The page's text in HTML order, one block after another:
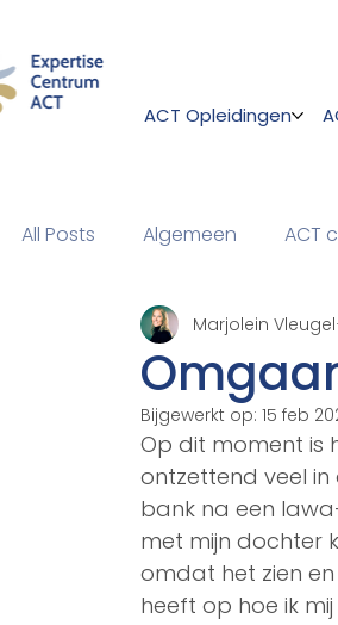
ACT Opleidingen
All Posts Algemeen ACT
Marjolein Vleugel
Bijgewerkt op: 15 feb
Op dit moment is
ontzettend veel
bank na een
met mijn dochter
omdat het zien
heeft op hoe ik